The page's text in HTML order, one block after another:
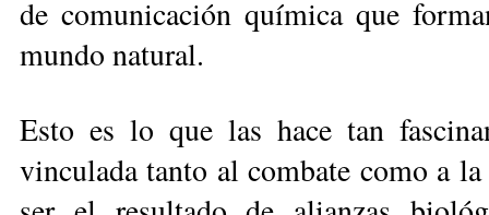
de comunicación química que
mundo natural.
Esto es lo que las hace tan
vinculada tanto al combate como a